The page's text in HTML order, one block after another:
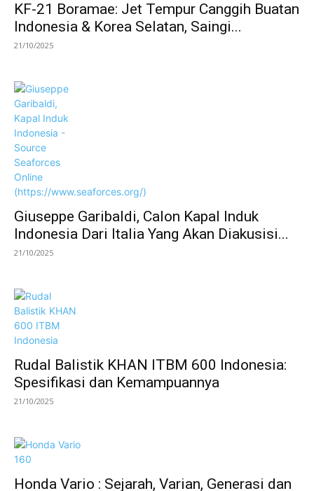
KF-21 Boramae: Jet Tempur Canggih Buatan
Indonesia & Korea Selatan, Saingi...
21/10/2025
Giuseppe Garibaldi, Calon Kapal Induk
Indonesia Dari Italia Yang Akan Diakusisi...
21/10/2025
Rudal Balistik KHAN ITBM 600 Indonesia:
Spesifikasi dan Kemampuannya
21/10/2025
Honda Vario : Sejarah, Varian, Generasi dan